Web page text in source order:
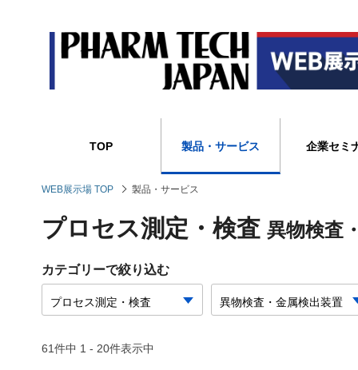
TOP 製品・サービス 企業セミ
WEB展示場 TOP 製品・サービス
プロセス測定・検査 異物検査
カテゴリーで絞り込む
61件中 1 - 20件表示中